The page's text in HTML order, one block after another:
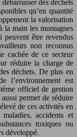
des déchets
qu’en quantité
la valorisation
la main les montagnes
peuvent être revendus
non reconnus
cachée de ce secteur
réduire la charge de
déchets. De plus en
l’environnement est
officiel de gestion
permet de réduire
de ces activités en
accidents et
toxiques ou
développé.